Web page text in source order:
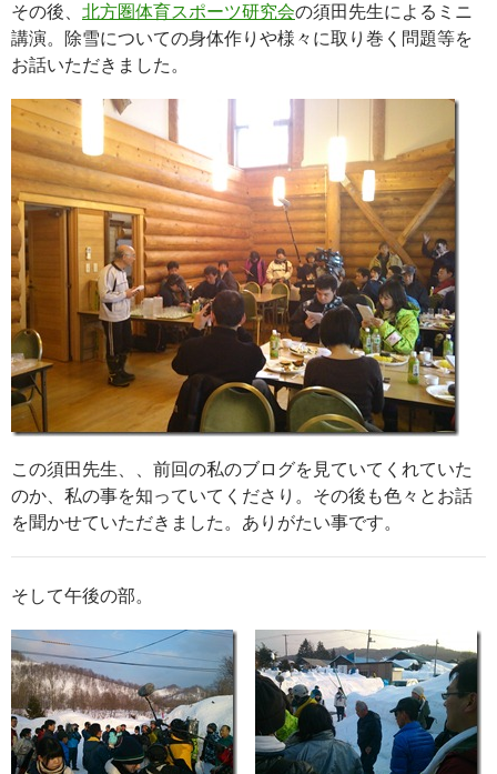
その後、 北方圏体育スポーツ研究会の須田先生によるミニ
講演。除雪についての身体作りや様々に取り巻く問題等を
お話いただきました。
この須田先生、、前回の私のブログを見ていてくれていた
のか、私の事を知っていてくださり。その後も色々とお話
を聞かせていただきました。ありがたい事です。
そして午後の部。